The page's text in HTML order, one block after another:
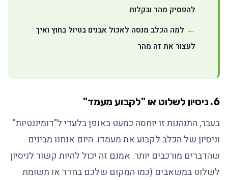
להפסיק מהר ובקלות
למה הכלב מנסה לאכול אבנים בטיול בחוץ ואיך
לעצור את זה מהר
6. ניסיון לשלוט או "לקבוע מעמד"
בעבר, התנהגות זו יוחסה כמעט באופן בלעדי ל"דומיננטיות"
וניסיון של הכלב לקבוע את מעמדו. היום אנחנו מבינים
שהדברים מורכבים יותר. אמנם זה יכול להיות קשור לניסיון
לשלוט במשאבים (כמו המקום שלכם בחדר או תשומת